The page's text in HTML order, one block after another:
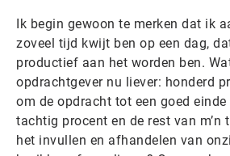
Ik begin gewoon te merken dat ik
zoveel tijd kwijt ben op een dag,
productief aan het worden ben.
opdrachtgever nu liever: honderd
om de opdracht tot een goed einde
tachtig procent en de rest van m’n
het invullen en afhandelen van